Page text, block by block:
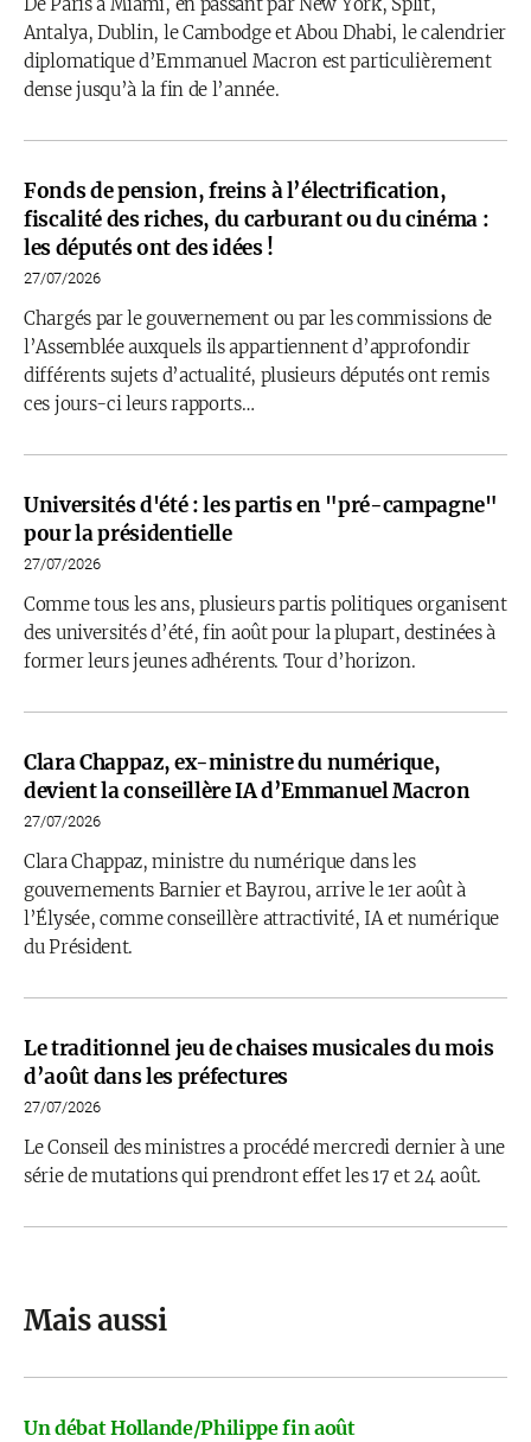
Antalya, Dublin, le Cambodge et Abou Dhabi, le calendrier
diplomatique d’Emmanuel Macron est particulièrement
dense jusqu’à la fin de l’année.
Fonds de pension, freins à l’électrification,
fiscalité des riches, du carburant ou du cinéma :
les députés ont des idées !
27/07/2026
Chargés par le gouvernement ou par les commissions de
l’Assemblée auxquels ils appartiennent d’approfondir
différents sujets d’actualité, plusieurs députés ont remis
ces jours-ci leurs rapports…
Universités d'été : les partis en "pré-campagne"
pour la présidentielle
27/07/2026
Comme tous les ans, plusieurs partis politiques organisent
des universités d’été, fin août pour la plupart, destinées à
former leurs jeunes adhérents. Tour d’horizon.
Clara Chappaz, ex-ministre du numérique,
devient la conseillère IA d’Emmanuel Macron
27/07/2026
Clara Chappaz, ministre du numérique dans les
gouvernements Barnier et Bayrou, arrive le 1er août à
l’Élysée, comme conseillère attractivité, IA et numérique
du Président.
Le traditionnel jeu de chaises musicales du mois
d’août dans les préfectures
27/07/2026
Le Conseil des ministres a procédé mercredi dernier à une
série de mutations qui prendront effet les 17 et 24 août.
Mais aussi
Un débat Hollande/Philippe fin août